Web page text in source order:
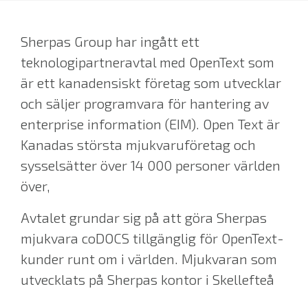
Sherpas Group har ingått ett
teknologipartneravtal med OpenText som
är ett kanadensiskt företag som utvecklar
och säljer programvara för hantering av
enterprise information (EIM). Open Text är
Kanadas största mjukvaruföretag och
sysselsätter över 14 000 personer världen
över,
Avtalet grundar sig på att göra Sherpas
mjukvara coDOCS tillgänglig för OpenText-
kunder runt om i världen. Mjukvaran som
utvecklats på Sherpas kontor i Skellefteå